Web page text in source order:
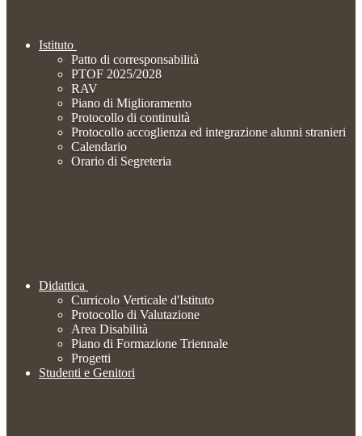
Istituto
Patto di corresponsabilità
PTOF 2025/2028
RAV
Piano di Miglioramento
Protocollo di continuità
Protocollo accoglienza ed integrazione alunni stranieri
Calendario
Orario di Segreteria
Didattica
Curricolo Verticale d'Istituto
Protocollo di Valutazione
Area Disabilità
Piano di Formazione Triennale
Progetti
Studenti e Genitori